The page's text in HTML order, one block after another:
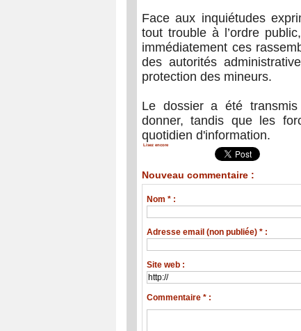
Face aux inquiétudes
tout trouble à l’ordre
immédiatement ces
des autorités
protection des mineurs.
Le dossier a été
donner, tandis que les
quotidien d'information.
Lisez encore
Nouveau commentaire :
Nom * :
Adresse email (non publiée) * :
Site web :
Commentaire * :